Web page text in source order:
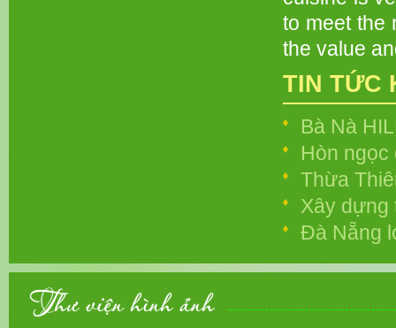
to meet the
the value
TIN TỨC
Bà Nà
Hòn
Thừa
Xây dựng
Đà Nẵng
Thư viện hình ảnh